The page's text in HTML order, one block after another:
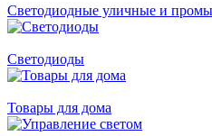
Светодиодные уличные и
Светодиоды
Товары для дома